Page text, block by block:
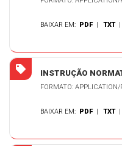
BAIXAR EM: PDF |TXT |
INSTRUÇÃO
FORMATO: APPLICATION/
BAIXAR EM: PDF |TXT |